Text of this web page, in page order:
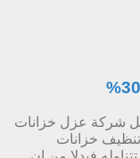
شركة عزل خزانات
خزانات